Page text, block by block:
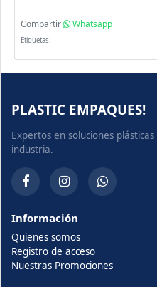
Compartir Whatsapp
Etiquetas:
PLASTIC EMPAQUES!
Expertos en soluciones
industria.
Información
Quienes somos
Registro de acceso
Nuestras Promociones